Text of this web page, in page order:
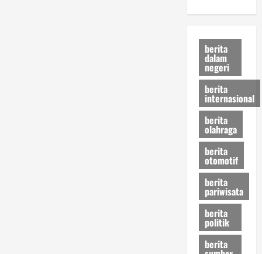
berita
dalam
negeri
berita
internasional
berita
olahraga
berita
otomotif
berita
pariwisata
berita
politik
berita